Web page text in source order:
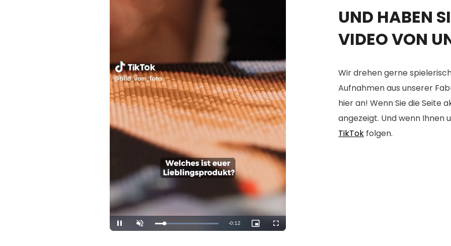
Pause Unmute Loaded:
100.00%
Remaining
-0:10
Picture-
in-
Fullscreen
UND HABEN
VIDEO VON
Wir drehen gerne
Aufnahmen aus unserer
hier an! Wenn Sie die Seite
angezeigt. Und wenn Ihnen
TikTok folgen.